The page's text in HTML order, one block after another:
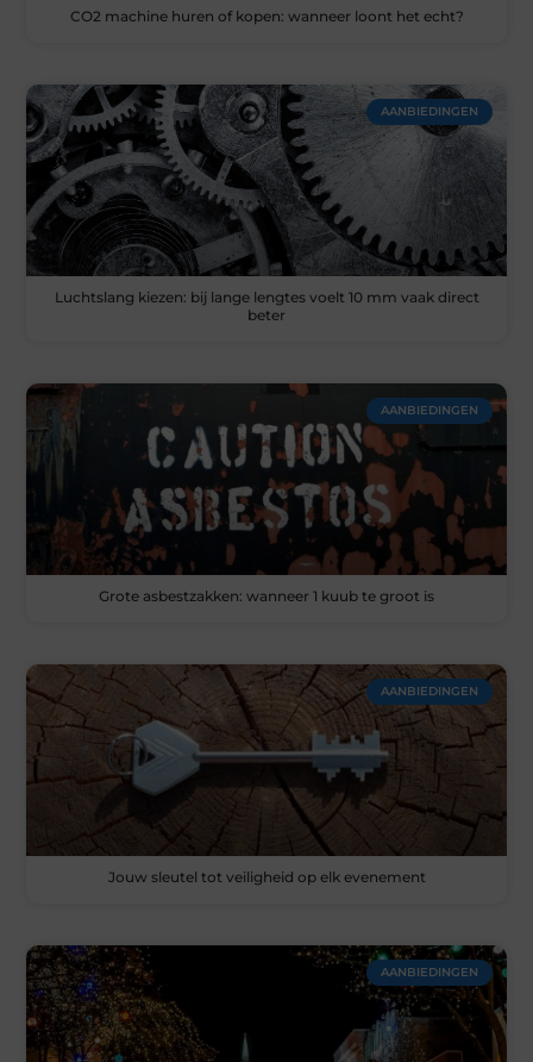
CO2 machine huren of kopen: wanneer loont het echt?
AANBIEDINGEN
Luchtslang kiezen: bij lange lengtes voelt 10 mm vaak direct
beter
AANBIEDINGEN
Grote asbestzakken: wanneer 1 kuub te groot is
AANBIEDINGEN
Jouw sleutel tot veiligheid op elk evenement
AANBIEDINGEN